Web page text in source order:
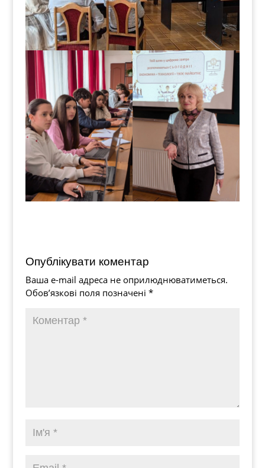
Опублікувати коментар
Ваша e-mail адреса не оприлюднюватиметься.
Обов’язкові поля позначені *